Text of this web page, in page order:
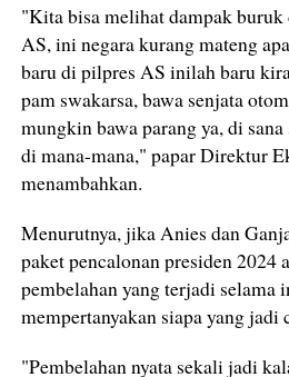
"Kita bisa melihat dampak buruk
AS, ini negara kurang mateng
baru di pilpres AS inilah baru
pam swakarsa, bawa senjata
mungkin bawa parang ya, di
di mana-mana," papar Direktur
menambahkan.
Menurutnya, jika Anies dan
paket pencalonan presiden
pembelahan yang terjadi selama
mempertanyakan siapa yang jadi
"Pembelahan nyata sekali jadi